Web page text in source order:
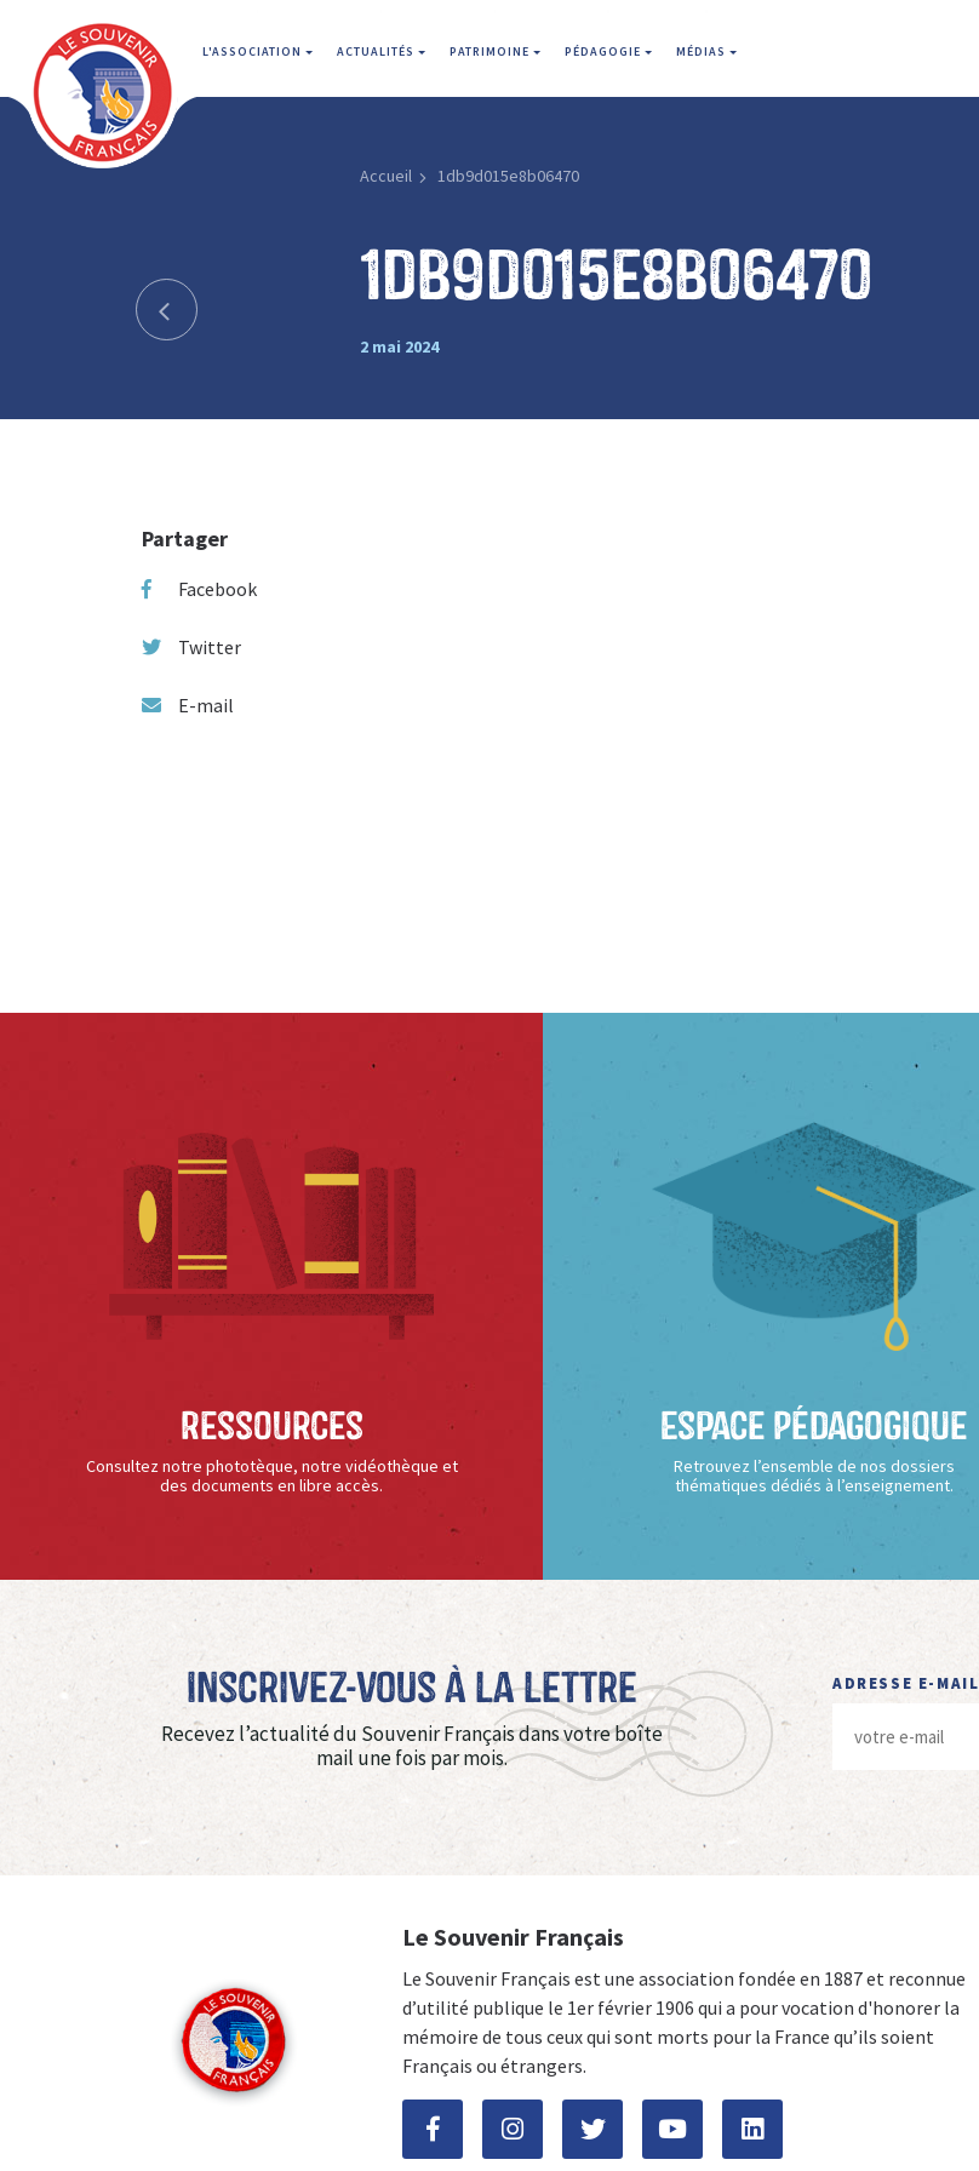
L'ASSOCIATION ACTUALITÉS PATRIMOINE PÉDAGOGIE MÉDIAS
Accueil 1db9d015e8b06470
1db9d015e8b06470
2 mai 2024
Partager
Facebook
Twitter
E-mail
Ressources
Consultez notre phototèque, notre vidéothèque et
des documents en libre accès.
Espace Pédagogique
Retrouvez l’ensemble de nos dossiers
thématiques dédiés à l’enseignement.
Inscrivez-vous à La Lettre
Recevez l’actualité du Souvenir Français dans votre boîte
mail une fois par mois.
ADRESSE E-MAIL
Le Souvenir Français
Le Souvenir Français est une association fondée en 1887 et reconnue
d’utilité publique le 1er février 1906 qui a pour vocation d'honorer la
mémoire de tous ceux qui sont morts pour la France qu’ils soient
Français ou étrangers.